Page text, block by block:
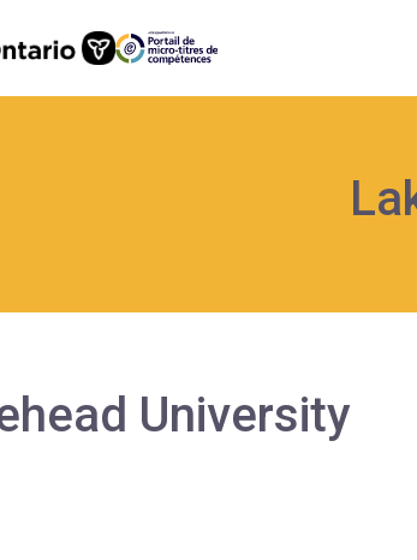
University